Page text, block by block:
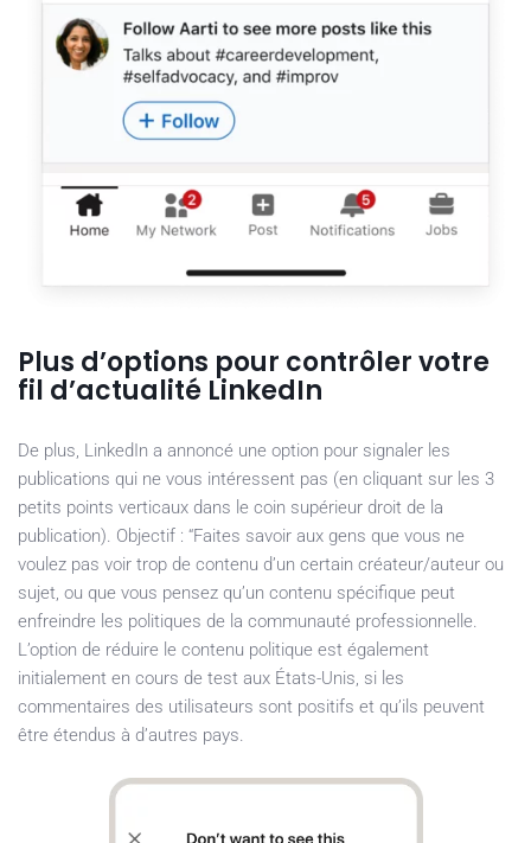
Plus d’options pour contrôler votre
fil d’actualité LinkedIn
De plus, LinkedIn a annoncé une option pour signaler les
publications qui ne vous intéressent pas (en cliquant sur les 3
petits points verticaux dans le coin supérieur droit de la
publication). Objectif : “Faites savoir aux gens que vous ne
voulez pas voir trop de contenu d’un certain créateur/auteur ou
sujet, ou que vous pensez qu’un contenu spécifique peut
enfreindre les politiques de la communauté professionnelle.
L’option de réduire le contenu politique est également
initialement en cours de test aux États-Unis, si les
commentaires des utilisateurs sont positifs et qu’ils peuvent
être étendus à d’autres pays.